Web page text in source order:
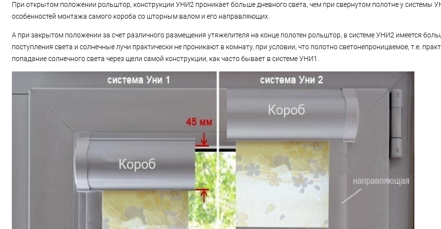
При открытом положении рольштор, конструкции УНИ2 проникает больше дневного света, чем при свернутом полотне у системы
особенностей монтажа самого короба со шторным валом и его направляющих.
А при закрытом положении за счет различного размещения утяжелителя на конце полотен рольштор, в системе УНИ2 имеется
поступления света и солнечные лучи практически не проникают в комнату, при условии, что полотно светонепроницаемое, т.е.
попадание солнечного света через щели самой конструкции, как часто бывает в системе УНИ1.